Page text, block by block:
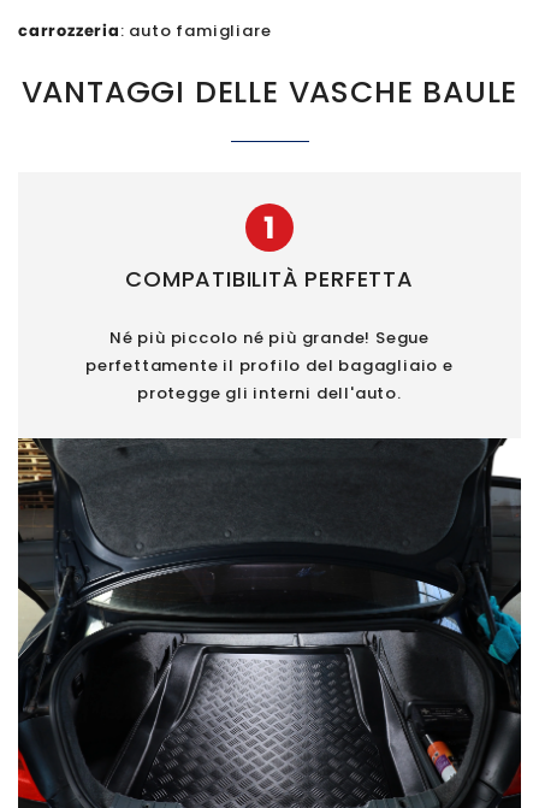
carrozzeria: auto famigliare
VANTAGGI DELLE VASCHE BAULE
1
COMPATIBILITÀ PERFETTA
Né più piccolo né più grande! Segue
perfettamente il profilo del bagagliaio e
protegge gli interni dell'auto.